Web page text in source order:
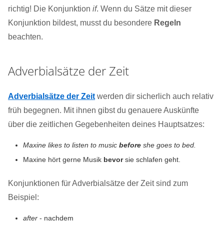
richtig! Die Konjunktion if. Wenn du Sätze mit dieser
Konjunktion bildest, musst du besondere Regeln
beachten.
Adverbialsätze der Zeit
Adverbialsätze der Zeit werden dir sicherlich auch relativ
früh begegnen. Mit ihnen gibst du genauere Auskünfte
über die zeitlichen Gegebenheiten deines Hauptsatzes:
Maxine likes to listen to music before she goes to bed.
Maxine hört gerne Musik bevorsie schlafen geht.
Konjunktionen für Adverbialsätze der Zeit sind zum
Beispiel:
after - nachdem